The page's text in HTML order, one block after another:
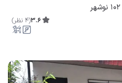
3.6
(
4 نظر)